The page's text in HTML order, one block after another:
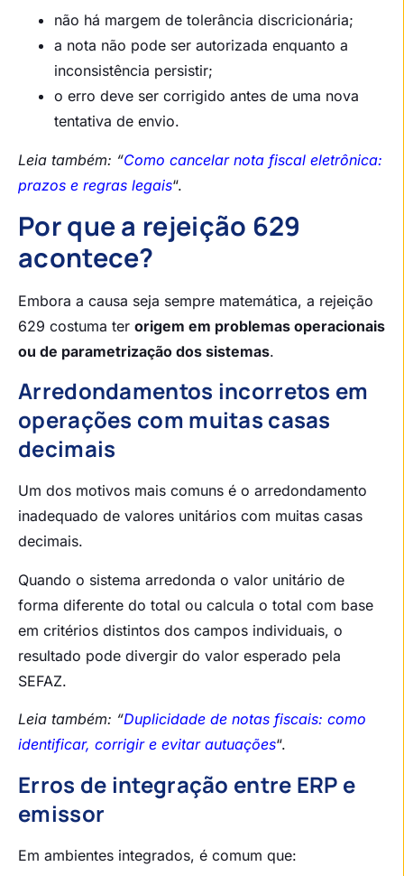
não há margem de tolerância discricionária;
a nota não pode ser autorizada enquanto a
inconsistência persistir;
o erro deve ser corrigido antes de uma nova
tentativa de envio.
Leia também: “Como cancelar nota fiscal eletrônica:
prazos e regras legais“.
Por que a rejeição 629
acontece?
Embora a causa seja sempre matemática, a rejeição
629 costuma ter origem em problemas operacionais
ou de parametrização dos sistemas.
Arredondamentos incorretos em
operações com muitas casas
decimais
Um dos motivos mais comuns é o arredondamento
inadequado de valores unitários com muitas casas
decimais.
Quando o sistema arredonda o valor unitário de
forma diferente do total ou calcula o total com base
em critérios distintos dos campos individuais, o
resultado pode divergir do valor esperado pela
SEFAZ.
Leia também: “Duplicidade de notas fiscais: como
identificar, corrigir e evitar autuações“.
Erros de integração entre ERP e
emissor
Em ambientes integrados, é comum que: